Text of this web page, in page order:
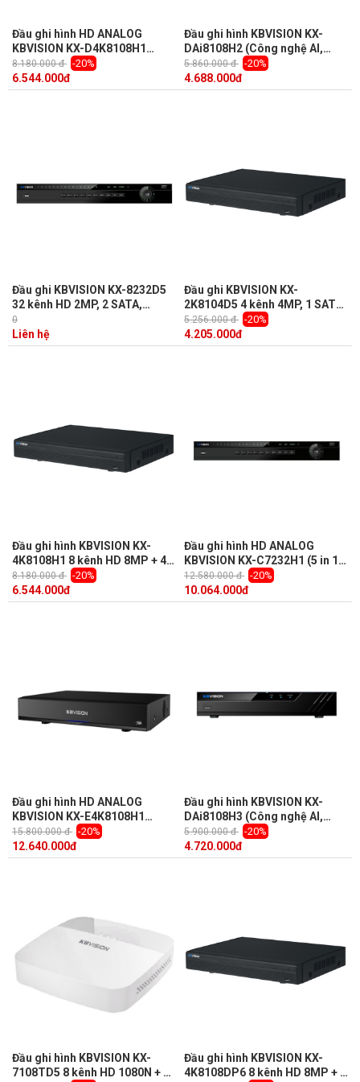
Đầu ghi hình HD ANALOG
KBVISION KX-D4K8108H1
(H265 + 8 kênh + 4 kênh IP,
6MP)
8.180.000 đ -20%
6.544.000đ
Đầu ghi hình KBVISION KX-
DAi8108H2 (Công nghệ AI,
nhận diện khuôn mặt, 8 kênh)
5.860.000 đ -20%
4.688.000đ
Đầu ghi KBVISION KX-8232D5
32 kênh HD 2MP, 2 SATA,
Audio, Âm thanh 2 chiều, kết
nối 5 in 1
0
Liên hệ
Đầu ghi KBVISION KX-
2K8104D5 4 kênh 4MP, 1 SATA,
Audio, Push Video, add 2
camera IP
5.256.000 đ -20%
4.205.000đ
Đầu ghi hình KBVISION KX-
4K8108H1 8 kênh HD 8MP + 4
kênh IP, 1 Sata, Audio, truyền
tải âm thanh báo động
8.180.000 đ -20%
6.544.000đ
Đầu ghi hình HD ANALOG
KBVISION KX-C7232H1 (5 in 1,
16 kênh HD Analog + 16 kênh
IP, 5Mp)
12.580.000 đ -20%
10.064.000đ
Đầu ghi hình HD ANALOG
KBVISION KX-E4K8108H1
(H265 + 8 kênh + 8 kênh IP)
15.800.000 đ -20%
12.640.000đ
Đầu ghi hình KBVISION KX-
DAi8108H3 (Công nghệ AI,
nhận diện khuôn mặt, 8 kênh)
5.900.000 đ -20%
4.720.000đ
Đầu ghi hình KBVISION KX-
7108TD5 8 kênh HD 1080N + 2
Đầu ghi hình KBVISION KX-
4K8108DP6 8 kênh HD 8MP + 4